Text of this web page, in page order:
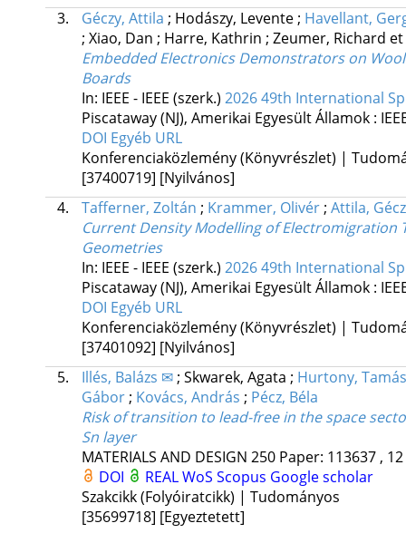
3.
Géczy, Attila ; Hodászy, Levente; Havellant,
; Xiao, Dan ; Harre, Kathrin ; Zeumer, Richard
Embedded Electronics Demonstrators on
Boards
In: IEEE - IEEE (szerk.) 2026 49th International
Piscataway (NJ), Amerikai Egyesült Államok :
DOI Egyéb URL
Konferenciaközlemény (Könyvrészlet) |
[37400719] [Nyilvános]
4.
Tafferner, Zoltán ; Krammer, Olivér; Attila,
Current Density Modelling of Electromigration
Geometries
In: IEEE - IEEE (szerk.) 2026 49th International
Piscataway (NJ), Amerikai Egyesült Államok :
DOI Egyéb URL
Konferenciaközlemény (Könyvrészlet) |
[37401092] [Nyilvános]
5.
Illés, Balázs ✉; Skwarek, Agata ; Hurtony, Tamás
Gábor; Kovács, András ; Pécz, Béla
Risk of transition to lead-free in the space
Sn layer
MATERIALS AND DESIGN 250 Paper: 113637 ,
DOI
REALWoS Scopus Google scholar
Szakcikk (Folyóiratcikk) | Tudományos
[35699718] [Egyeztetett]